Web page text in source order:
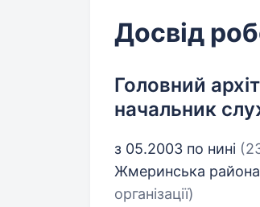
Досвід
Головний
начальник
з 05.2003 по нині
Жмеринська района
організації)